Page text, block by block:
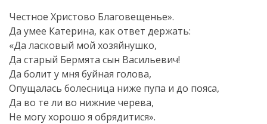
Честное Христово Благовещенье».
Да умее Катерина, как ответ держать:
«Да ласковый мой хозяйнушко,
Да старый Бермята сын Васильевич!
Да болит у мня буйная голова,
Опущалась болесница ниже пупа и до пояса,
Да во те ли во нижние черева,
Не могу хорошо я обрядитися».